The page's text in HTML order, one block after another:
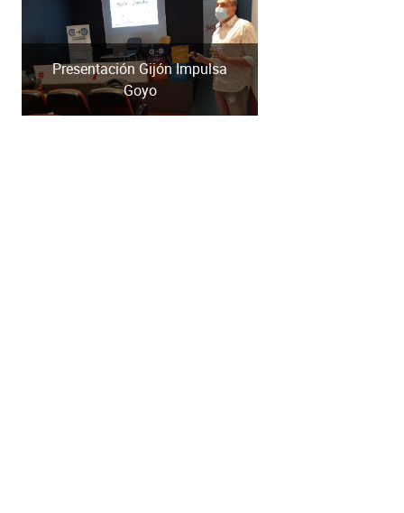
Presentación Gijón Impulsa
Goyo